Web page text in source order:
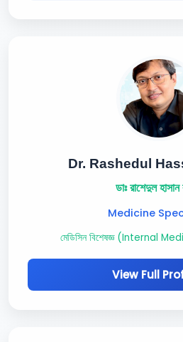
Dr. Rashedul
ডাঃ রাশেদুল
Medicine
মেডিসিন বিশেষজ্ঞ (Internal
View Full